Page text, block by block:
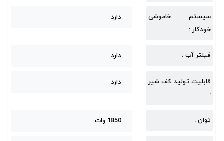
سیستم خاموشی
خودکار :
دارد
فیلتر آب : دارد
قابلیت تولید کف شیر
:
دارد
توان : 1850 وات